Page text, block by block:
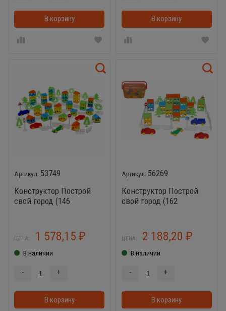
В корзину В корзинкеВ корзину
53749
Конструктор Построй
свой город (146
ЦЕНА: 1 578,15 ₽
В наличии
- +
В корзину В корзинке
56269
Конструктор Построй
свой город (162
ЦЕНА: 2 188,20₽
В наличии
- +
В корзину